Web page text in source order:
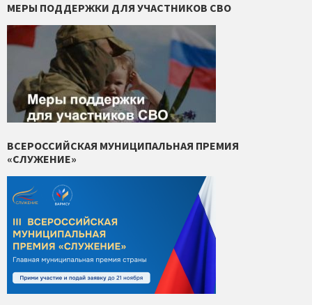
МЕРЫ ПОДДЕРЖКИ ДЛЯ УЧАСТНИКОВ СВО
ВСЕРОССИЙСКАЯ МУНИЦИПАЛЬНАЯ ПРЕМИЯ
«СЛУЖЕНИЕ»